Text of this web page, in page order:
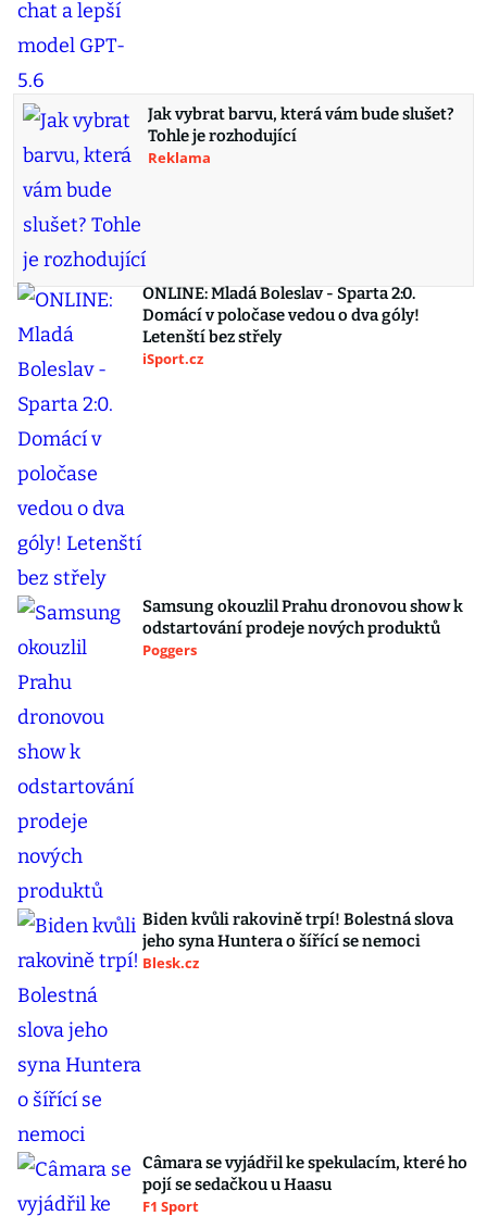
Jak vybrat barvu, která vám bude slušet?
Tohle je rozhodující
Reklama
ONLINE: Mladá Boleslav - Sparta 2:0.
Domácí v poločase vedou o dva góly!
Letenští bez střely
iSport.cz
Samsung okouzlil Prahu dronovou show k
odstartování prodeje nových produktů
Poggers
Biden kvůli rakovině trpí! Bolestná slova
jeho syna Huntera o šířící se nemoci
Blesk.cz
Câmara se vyjádřil ke spekulacím, které ho
pojí se sedačkou u Haasu
F1 Sport